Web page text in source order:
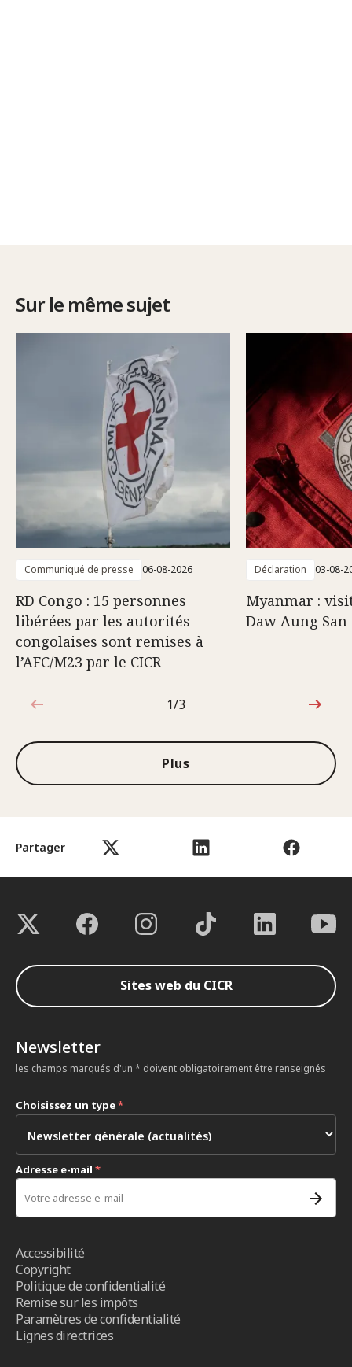
Partager
Sur le même sujet
Communiqué de presse 06-08-2026
RD Congo : 15 personnes
libérées par les autorités
congolaises sont remises à
l’AFC/M23 par le CICR
Déclaration 03-08-
Myanmar :
Daw Aung San
1sur3
1/3
Plus
Sites web du CICR
Newsletter
les champs marqués d'un * doivent obligatoirement être renseignés
Choisissez un type*
Adresse e-mail *
Accessibilité
Copyright
Politique de confidentialité
Remise sur les impôts
Paramètres de confidentialité
Lignes directrices